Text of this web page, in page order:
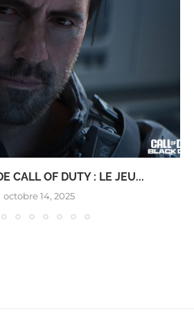
CALL OF DUTY : LE JEU...
octobre 14, 2025